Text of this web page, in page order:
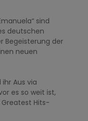
sind
deutschen
Begeisterung der
neuen
Aus via
es so weit ist,
Hits-